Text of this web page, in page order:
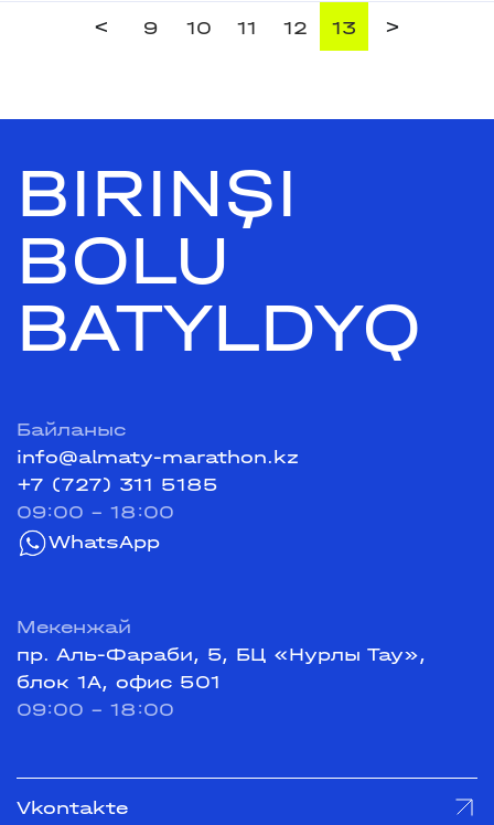
< 9 10 11 12 13 >
BIRINŞI
BOLU
BATYLDYQ
Байланыс
info@almaty-marathon.kz
+7 (727) 311 5185
09:00 - 18:00
WhatsApp
Мекенжай
пр. Аль-Фараби, 5, БЦ «Нурлы Тау»,
блок 1А, офис 501
09:00 - 18:00
Vkontakte